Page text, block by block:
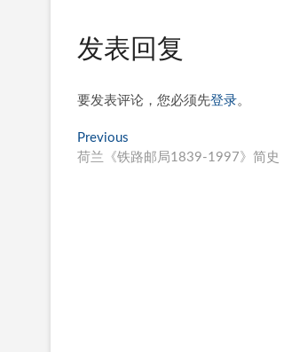
发表回复
要发表评论，您必须先登录。
文
章
Previous
post:
荷兰《铁路邮局1839-1997》简史